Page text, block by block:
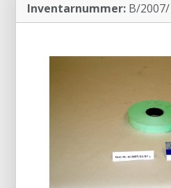
Inventarnummer: B/